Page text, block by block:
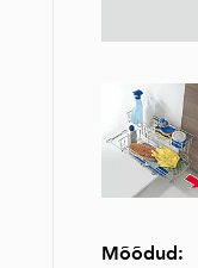
Mõõdud: